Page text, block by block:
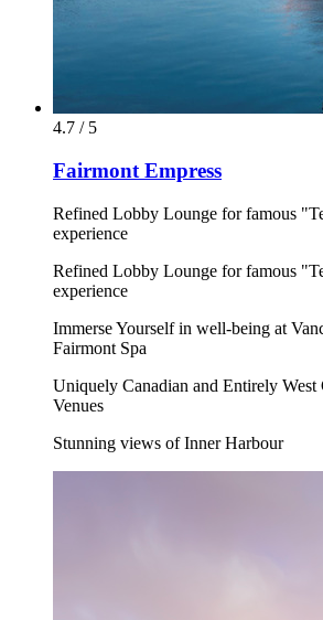
4.7 / 5
Fairmont Empress
Refined Lobby Lounge for famous
experience
Refined Lobby Lounge for famous
experience
Immerse Yourself in well-being at
Fairmont Spa
Uniquely Canadian and Entirely
Venues
Stunning views of Inner Harbour